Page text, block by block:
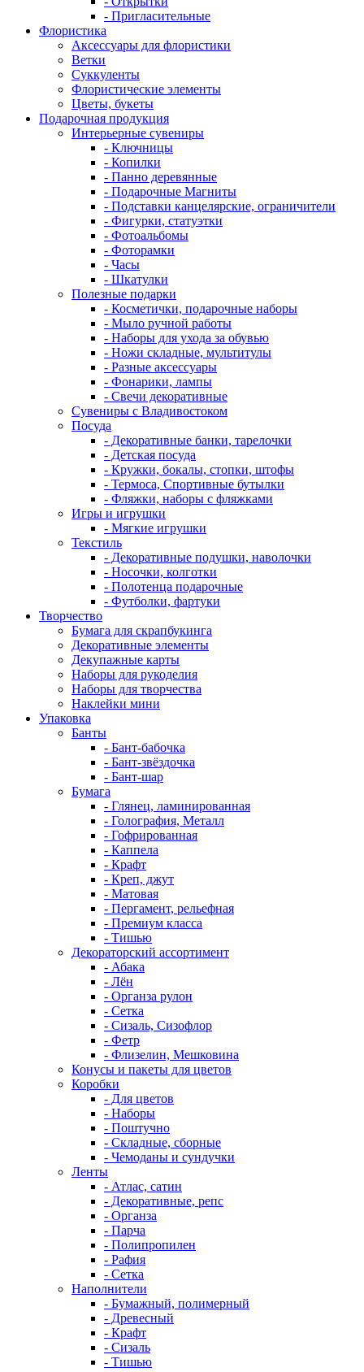
- Пригласительные
Флористика
Аксессуары для флористики
Ветки
Суккуленты
Флористические элементы
Цветы, букеты
Подарочная продукция
Интерьерные сувениры
- Ключницы
- Копилки
- Панно деревянные
- Подарочные Магниты
- Подставки канцелярские, ограничители
- Фигурки, статуэтки
- Фотоальбомы
- Фоторамки
- Часы
- Шкатулки
Полезные подарки
- Косметички, подарочные наборы
- Мыло ручной работы
- Наборы для ухода за обувью
- Ножи складные, мультитулы
- Разные аксессуары
- Фонарики, лампы
- Свечи декоративные
Сувениры с Владивостоком
Посуда
- Декоративные банки, тарелочки
- Детская посуда
- Кружки, бокалы, стопки, штофы
- Термоса, Спортивные бутылки
- Фляжки, наборы с фляжками
Игры и игрушки
- Мягкие игрушки
Текстиль
- Декоративные подушки, наволочки
- Носочки, колготки
- Полотенца подарочные
- Футболки, фартуки
Творчество
Бумага для скрапбукинга
Декоративные элементы
Декупажные карты
Наборы для рукоделия
Наборы для творчества
Наклейки мини
Упаковка
Банты
- Бант-бабочка
- Бант-звёздочка
- Бант-шар
Бумага
- Глянец, ламинированная
- Голография, Металл
- Гофрированная
- Каппела
- Крафт
- Креп, джут
- Матовая
- Пергамент, рельефная
- Премиум класса
- Тишью
Декораторский ассортимент
- Абака
- Лён
- Органза рулон
- Сетка
- Сизаль, Сизофлор
- Фетр
- Флизелин, Мешковина
Конусы и пакеты для цветов
Коробки
- Для цветов
- Наборы
- Поштучно
- Складные, сборные
- Чемоданы и сундучки
Ленты
- Атлас, сатин
- Декоративные, репс
- Органза
- Парча
- Полипропилен
- Рафия
- Сетка
Наполнители
- Бумажный, полимерный
- Древесный
- Крафт
- Сизаль
- Тишью